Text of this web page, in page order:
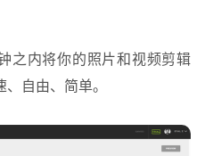
之内将你的照片和视频剪辑
自由、简单。